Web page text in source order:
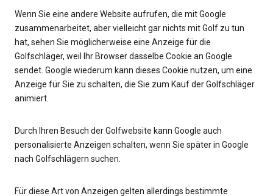
Wenn Sie eine andere Website aufrufen, die mit Google
zusammenarbeitet, aber vielleicht gar nichts mit Golf zu tun
hat, sehen Sie möglicherweise eine Anzeige für die
Golfschläger, weil Ihr Browser dasselbe Cookie an Google
sendet. Google wiederum kann dieses Cookie nutzen, um eine
Anzeige für Sie zu schalten, die Sie zum Kauf der Golfschläger
animiert.
Durch Ihren Besuch der Golfwebsite kann Google auch
personalisierte Anzeigen schalten, wenn Sie später in Google
nach Golfschlägern suchen.
Für diese Art von Anzeigen gelten allerdings bestimmte